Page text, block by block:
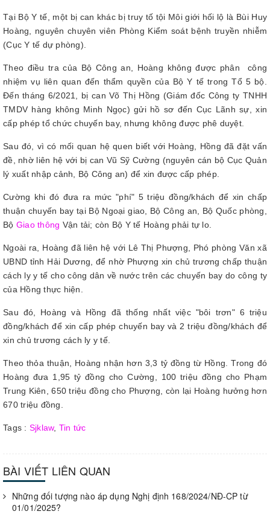
Tại Bộ Y tế, một bị can khác bị truy tố tội Môi giới hối lộ là Bùi Huy
Hoàng, nguyên chuyên viên Phòng Kiểm soát bệnh truyền nhiễm
(Cục Y tế dự phòng).
Theo điều tra của Bộ Công an, Hoàng không được phân công
nhiệm vụ liên quan đến thẩm quyền của Bộ Y tế trong Tổ 5 bộ.
Đến tháng 6/2021, bị can Võ Thị Hồng (Giám đốc Công ty TNHH
TMDV hàng không Minh Ngọc) gửi hồ sơ đến Cục Lãnh sự, xin
cấp phép tổ chức chuyến bay, nhưng không được phê duyệt.
Sau đó, vì có mối quan hệ quen biết với Hoàng, Hồng đã đặt vấn
đề, nhờ liên hệ với bị can Vũ Sỹ Cường (nguyên cán bộ Cục Quản
lý xuất nhập cảnh, Bộ Công an) để xin được cấp phép.
Cường khi đó đưa ra mức "phí" 5 triệu đồng/khách để xin chấp
thuận chuyến bay tại Bộ Ngoại giao, Bộ Công an, Bộ Quốc phòng,
Bộ Giao thông Vận tải; còn Bộ Y tế Hoàng phải tự lo.
Ngoài ra, Hoàng đã liên hệ với Lê Thị Phượng, Phó phòng Văn xã
UBND tỉnh Hải Dương, để nhờ Phượng xin chủ trương chấp thuận
cách ly y tế cho công dân về nước trên các chuyến bay do công ty
của Hồng thực hiện.
Sau đó, Hoàng và Hồng đã thống nhất việc "bôi trơn" 6 triệu
đồng/khách để xin cấp phép chuyến bay và 2 triệu đồng/khách để
xin chủ trương cách ly y tế.
Theo thỏa thuận, Hoàng nhận hơn 3,3 tỷ đồng từ Hồng. Trong đó
Hoàng đưa 1,95 tỷ đồng cho Cường, 100 triệu đồng cho Phạm
Trung Kiên, 650 triệu đồng cho Phượng, còn lại Hoàng hưởng hơn
670 triệu đồng.
Tags : Sjklaw, Tin tức
BÀI VIẾT LIÊN QUAN
Những đối tượng nào áp dụng Nghị định 168/2024/NĐ-CP từ
01/01/2025?